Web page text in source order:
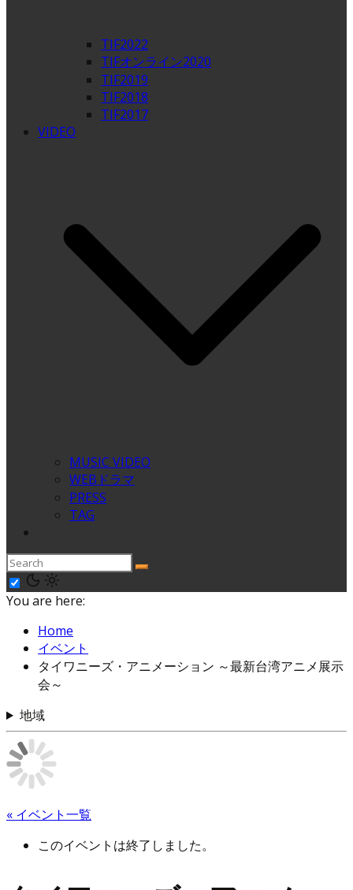
TIF2022
TIFオンライン2020
TIF2019
TIF2018
TIF2017
VIDEO
MUSIC VIDEO
WEBドラマ
PRESS
TAG
You are here:
Home
イベント
タイワニーズ・アニメーション ～最新台湾アニメ展示
会～
地域
« イベント一覧
このイベントは終了しました。